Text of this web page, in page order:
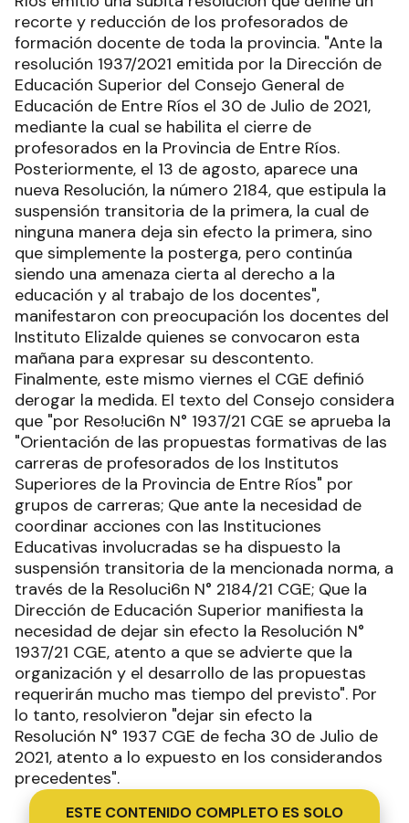
Hace unos días se conoció la noticia de que el
Consejo General de Educación (CGE) de Entre
Ríos emitió una súbita resolución que define un
recorte y reducción de los profesorados de
formación docente de toda la provincia. "Ante la
resolución 1937/2021 emitida por la Dirección de
Educación Superior del Consejo General de
Educación de Entre Ríos el 30 de Julio de 2021,
mediante la cual se habilita el cierre de
profesorados en la Provincia de Entre Ríos.
Posteriormente, el 13 de agosto, aparece una
nueva Resolución, la número 2184, que estipula la
suspensión transitoria de la primera, la cual de
ninguna manera deja sin efecto la primera, sino
que simplemente la posterga, pero continúa
siendo una amenaza cierta al derecho a la
educación y al trabajo de los docentes",
manifestaron con preocupación los docentes del
Instituto Elizalde quienes se convocaron esta
mañana para expresar su descontento.
Finalmente, este mismo viernes el CGE definió
derogar la medida. El texto del Consejo considera
que "por Reso!uci6n N° 1937/21 CGE se aprueba la
"Orientación de las propuestas formativas de las
carreras de profesorados de los Institutos
Superiores de la Provincia de Entre Ríos" por
grupos de carreras; Que ante la necesidad de
coordinar acciones con las Instituciones
Educativas involucradas se ha dispuesto la
suspensión transitoria de la mencionada norma, a
través de la Resoluci6n N° 2184/21 CGE; Que la
Dirección de Educación Superior manifiesta la
necesidad de dejar sin efecto la Resolución N°
1937/21 CGE, atento a que se advierte que la
organización y el desarrollo de las propuestas
requerirán mucho mas tiempo del previsto". Por
lo tanto, resolvieron "dejar sin efecto la
Resolución N° 1937 CGE de fecha 30 de Julio de
2021, atento a lo expuesto en los considerandos